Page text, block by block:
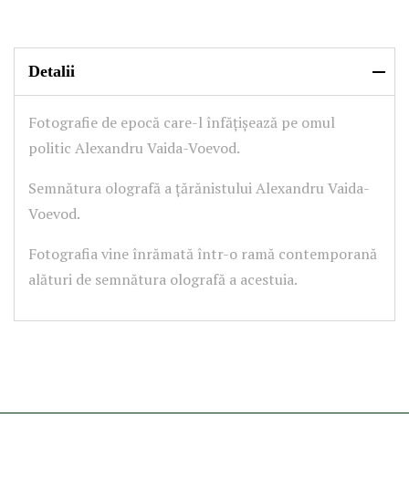
Detalii
Fotografie de epocă care-l înfățișează pe omul
politic Alexandru Vaida-Voevod.
Semnătura olografă a țărănistului Alexandru Vaida-
Voevod.
Fotografia vine înrămată într-o ramă contemporană
alături de semnătura olografă a acestuia.